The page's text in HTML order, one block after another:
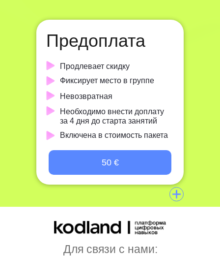
Предоплата
50 €
Продлевает скидку
Включена в стоимость пакета
Необходимо внести доплату
за 4 дня до старта занятий
Невозвратная
Фиксирует место в группе
Для связи с нами: